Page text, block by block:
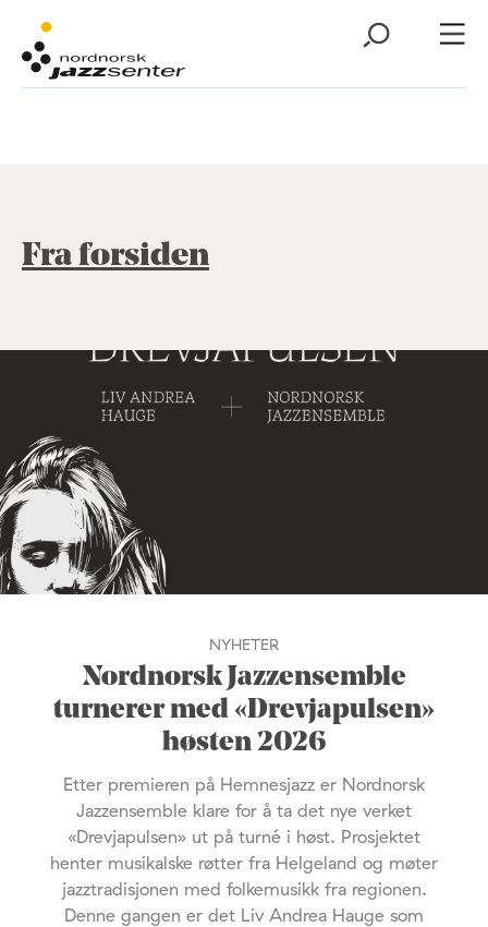
Fra forsiden
NYHETER
Nordnorsk Jazzensemble
turnerer med «Drevjapulsen»
høsten 2026
Etter premieren på Hemnesjazz er Nordnorsk
Jazzensemble klare for å ta det nye verket
«Drevjapulsen» ut på turné i høst. Prosjektet
henter musikalske røtter fra Helgeland og møter
jazztradisjonen med folkemusikk fra regionen.
Denne gangen er det Liv Andrea Hauge som